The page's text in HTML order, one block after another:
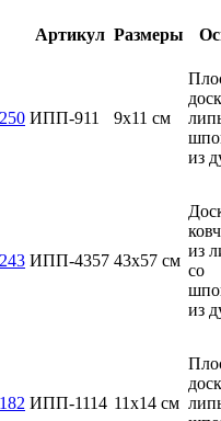
Артикул Размеры
ИПП-911 9х11 см
из
ИПП-4357 43x57 см
из
со
из
ИПП-1114 11х14 см